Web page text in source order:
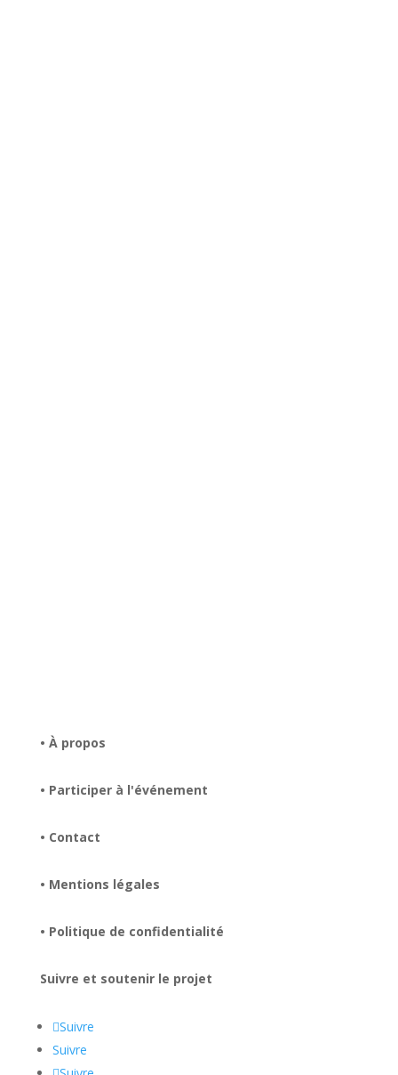
• À propos
• Participer à l'événement
• Contact
• Mentions légales
• Politique de confidentialité
Suivre et soutenir le projet
Suivre
Suivre